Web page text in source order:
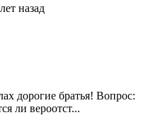
назад
дорогие братья! Вопрос:
ли вероотст...